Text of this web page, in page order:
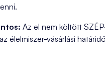
Az el nem költött
élelmiszer-vásárlási